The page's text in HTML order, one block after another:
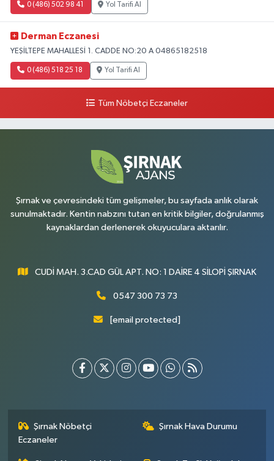
0 (486) 502 98 41 Yol Tarifi Al
Derman Eczanesi
YEŞİLTEPE MAHALLESİ 1. CADDE NO:20 A 04865182518
0 (486) 518 25 18 Yol Tarifi Al
Tüm Nöbetçi Eczaneler
Şırnak ve çevresindeki tüm gelişmeler, bu sayfada anlık olarak
sunulmaktadır. Kentin nabzını tutan en kritik bilgiler, doğrulanmış
kaynaklardan derlenerek okuyuculara aktarılır.
CUDİ MAH. 3.CAD GÜL APT. NO: 1 DAİRE 4 SİLOPİ ŞIRNAK
0547 300 73 73
[email protected]
Şırnak Nöbetçi
Eczaneler
Şırnak Hava Durumu